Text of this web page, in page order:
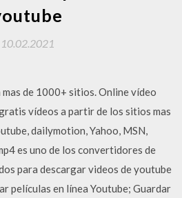
10.02.2021
de 1000+ sitios. Online vídeo
vídeos a partir de los sitios mas
dailymotion, Yahoo, MSN,
es uno de los convertidores de
para descargar videos de youtube
películas en línea Youtube; Guardar